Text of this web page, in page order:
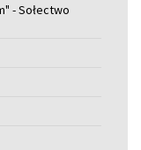
- Sołectwo